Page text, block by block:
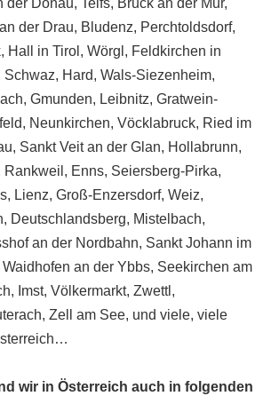
der Drau, Bludenz, Perchtoldsdorf,
, Hall in Tirol , Wörgl , Feldkirchen in
Schwaz, Hard, Wals-Siezenheim,
Gmunden, Leibnitz, Gratwein-
Neunkirchen, Vöcklabruck, Ried im
Sankt Veit an der Glan, Hollabrunn,
Rankweil, Enns, Seiersberg-Pirka,
Lienz, Groß-Enzersdorf, Weiz,
Deutschlandsberg, Mistelbach,
an der Nordbahn, Sankt Johann im
an der Ybbs, Seekirchen am
Imst, Völkermarkt, Zwettl,
Zell am See, und viele, viele
wir in Österreich auch in folgenden